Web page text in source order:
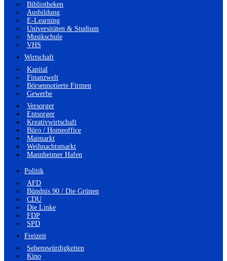
Bibliotheken
Ausbildung
E-Learning
Universitäten & Studium
Musikschule
VHS
Wirtschaft
Kapital
Finanzwelt
Börsennotierte Firmen
Gewerbe
Versorger
Entsorger
Kreativwirtschaft
Büro / Homeoffice
Maimarkt
Weihnachtsmarkt
Mannheimer Hafen
Politik
AFD
Bündnis 90 / Die Grünen
CDU
Die Linke
FDP
SPD
Freizeit
Sehenswürdigkeiten
Kino